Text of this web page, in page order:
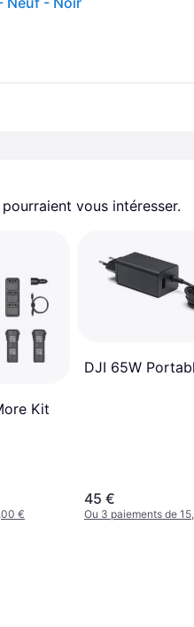
vous intéresser.
Kit
€
DJI 65W
45 €
Ou 3 paiements de